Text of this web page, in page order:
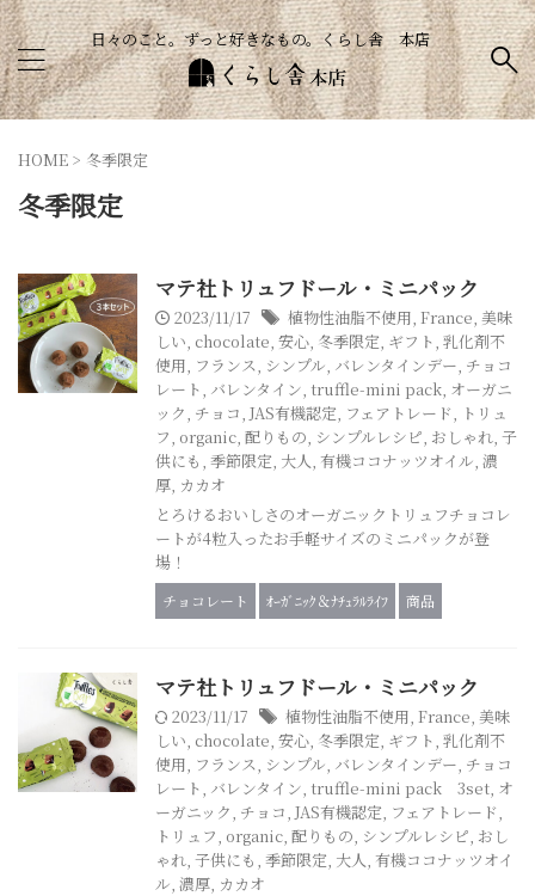
日々のこと。ずっと好きなもの。くらし舎 本店
HOME > 冬季限定
冬季限定
マテ社トリュフドール・ミニパック
2023/11/17 植物性油脂不使用, France, 美味
しい, chocolate, 安心, 冬季限定, ギフト, 乳化剤不
使用, フランス, シンプル, バレンタインデー, チョコ
レート, バレンタイン, truffle-mini pack, オーガニ
ック, チョコ, JAS有機認定, フェアトレード, トリュ
フ, organic, 配りもの, シンプルレシピ, おしゃれ, 子
供にも , 季節限定, 大人, 有機ココナッツオイル, 濃
厚, カカオ
とろけるおいしさのオーガニックトリュフチョコレ
ートが4粒入ったお手軽サイズのミニパックが登
場！
チョコレート ｵｰｶﾞﾆｯｸ＆ﾅﾁｭﾗﾙﾗｲﾌ 商品
マテ社トリュフドール・ミニパック
2023/11/17 植物性油脂不使用, France, 美味
しい, chocolate, 安心, 冬季限定, ギフト, 乳化剤不
使用, フランス, シンプル, バレンタインデー, チョコ
レート, バレンタイン, truffle-mini pack 3set, オ
ーガニック, チョコ, JAS有機認定, フェアトレード,
トリュフ, organic, 配りもの, シンプルレシピ, おし
ゃれ, 子供にも , 季節限定, 大人, 有機ココナッツオイ
ル, 濃厚, カカオ